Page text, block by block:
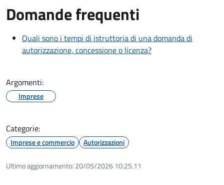
Domande frequenti
Quali sono i tempi di istruttoria di una domanda di
autorizzazione, concessione o licenza?
Argomenti:
Imprese
Categorie:
Imprese e commercio Autorizzazioni
Ultimo aggiornamento: 20/05/2026 10:25.11